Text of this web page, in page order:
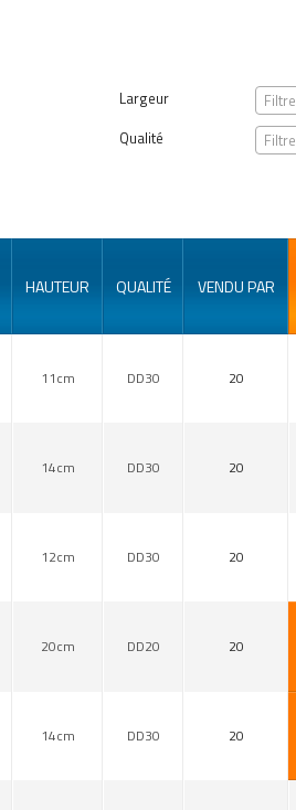
Largeur
Qualité
HAUTEUR QUALITÉ VENDU PAR
11cm DD30 20
14cm DD30 20
12cm DD30 20
20cm DD20 20
14cm DD30 20